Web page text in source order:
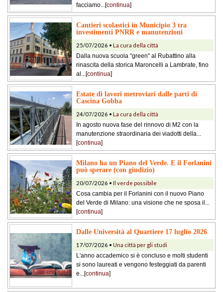
facciamo...[continua]
Cantieri scolastici in Municipio 3 tra
investimenti PNRR e manutenzioni
25/07/2026 • La cura della città
Dalla nuova scuola "green" al Rubattino alla
rinascita della storica Maroncelli a Lambrate, fino
al...[continua]
Estate di lavori metroviari dalle parti di
Cascina Gobba
24/07/2026 • La cura della città
In agosto nuova fase del rinnovo di M2 con la
manutenzione straordinaria dei viadotti della...
[continua]
Milano ha un Piano del Verde. E il Forlanini
può sperare (con giudizio)
20/07/2026 • Il verde possibile
Cosa cambia per il Forlanini con il nuovo Piano
del Verde di Milano: una visione che ne sposa il...
[continua]
Dalle Università al Quartiere 17 luglio 2026
17/07/2026 • Una città per gli studi
L'anno accademico si è concluso e molti studenti
si sono laureati e vengono festeggiati da parenti
e...[continua]